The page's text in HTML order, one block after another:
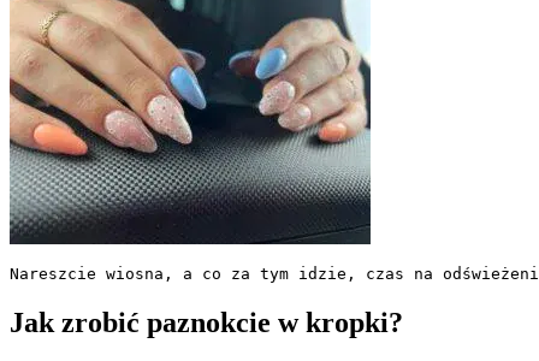
Nareszcie wiosna, a co za tym idzie, czas na
Jak zrobić paznokcie w kropki?